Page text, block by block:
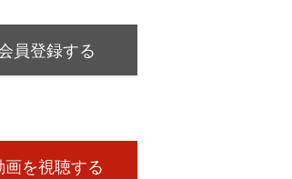
員登録する
画を視聴する